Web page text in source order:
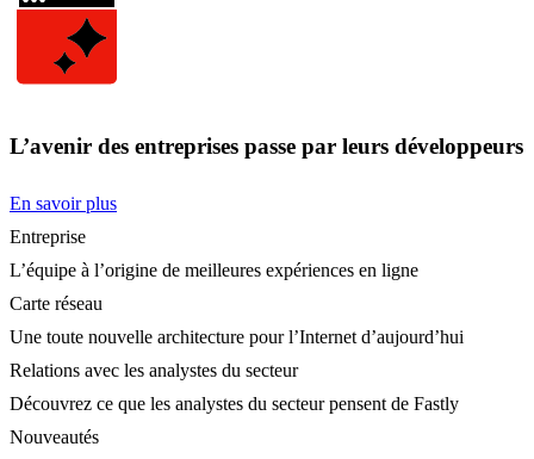
L’avenir des entreprises passe par leurs développeurs
En savoir plus
Entreprise
L’équipe à l’origine de meilleures expériences en ligne
Carte réseau
Une toute nouvelle architecture pour l’Internet d’aujourd’hui
Relations avec les analystes du secteur
Découvrez ce que les analystes du secteur pensent de Fastly
Nouveautés